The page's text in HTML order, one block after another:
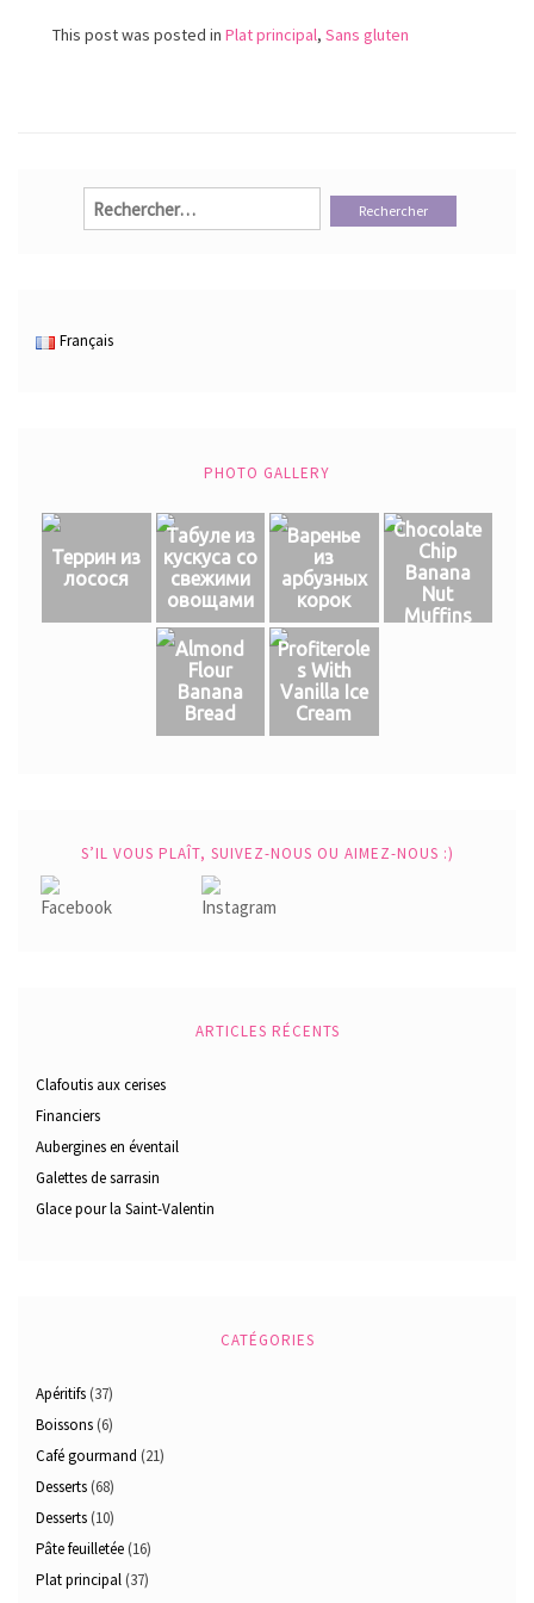
This post was posted in Plat principal, Sans gluten
Rechercher :
Français
PHOTO GALLERY
Террин из
лосося
Табуле из
кускуса со
свежими
овощами
Варенье
из
арбузных
корок
Chocolate
Chip
Banana
Nut
Muffins
Almond
Flour
Banana
Bread
Profiterole
s With
Vanilla Ice
Cream
S’IL VOUS PLAÎT, SUIVEZ-NOUS OU AIMEZ-NOUS :)
ARTICLES RÉCENTS
Clafoutis aux cerises
Financiers
Aubergines en éventail
Galettes de sarrasin
Glace pour la Saint-Valentin
CATÉGORIES
Apéritifs (37)
Boissons (6)
Café gourmand (21)
Desserts (68)
Desserts (10)
Pâte feuilletée (16)
Plat principal (37)